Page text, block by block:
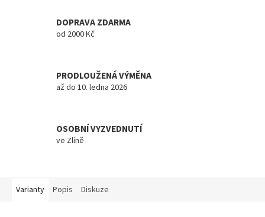
DOPRAVA ZDARMA
od 2000 Kč
PRODLOUŽENÁ VÝMĚNA
až do 10. ledna 2026
OSOBNÍ VYZVEDNUTÍ
ve Zlíně
Varianty Popis Diskuze